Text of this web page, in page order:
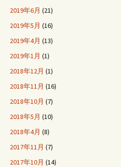
2019年6月 (21)
2019年5月 (16)
2019年4月 (13)
2019年1月 (1)
2018年12月 (1)
2018年11月 (16)
2018年10月 (7)
2018年5月 (10)
2018年4月 (8)
2017年11月 (7)
2017年10月 (14)